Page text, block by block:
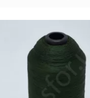
Туреччина
100% CF nylon